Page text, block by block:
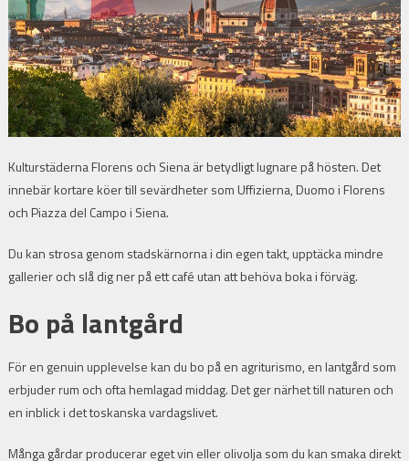
Kulturstäderna Florens och Siena är betydligt lugnare på hösten. Det
innebär kortare köer till sevärdheter som Uffizierna, Duomo i Florens
och Piazza del Campo i Siena.
Du kan strosa genom stadskärnorna i din egen takt, upptäcka mindre
gallerier och slå dig ner på ett café utan att behöva boka i förväg.
Bo på lantgård
För en genuin upplevelse kan du bo på en agriturismo, en lantgård som
erbjuder rum och ofta hemlagad middag. Det ger närhet till naturen och
en inblick i det toskanska vardagslivet.
Många gårdar producerar eget vin eller olivolja som du kan smaka direkt